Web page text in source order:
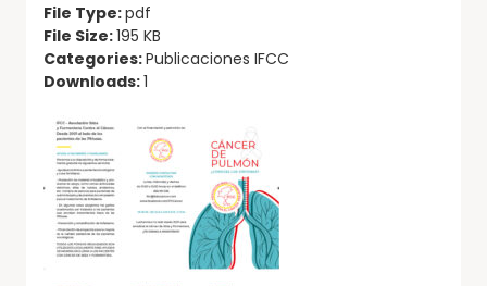
File Type:pdf
File Size:195 KB
Categories:Publicaciones IFCC
Downloads:1